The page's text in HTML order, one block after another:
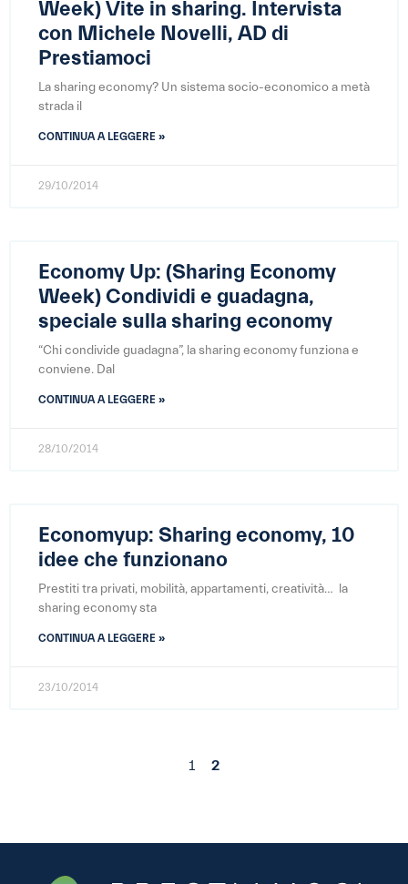
Week) Vite in sharing. Intervista
con Michele Novelli, AD di
Prestiamoci
La sharing economy? Un sistema socio-economico a metà
strada il
CONTINUA A LEGGERE »
29/10/2014
Economy Up: (Sharing Economy
Week) Condividi e guadagna,
speciale sulla sharing economy
“Chi condivide guadagna”, la sharing economy funziona e
conviene. Dal
CONTINUA A LEGGERE »
28/10/2014
Economyup: Sharing economy, 10
idee che funzionano
Prestiti tra privati, mobilità, appartamenti, creatività… la
sharing economy sta
CONTINUA A LEGGERE »
23/10/2014
1 2